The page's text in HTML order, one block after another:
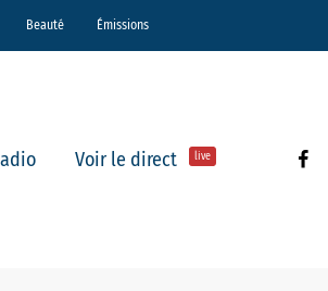
Beauté Émissions
Voir le direct live